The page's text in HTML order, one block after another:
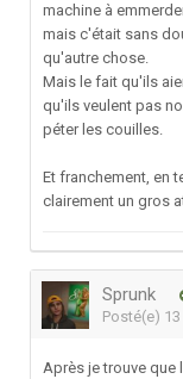
machine à
mais c'était sans
qu'autre chose.
Mais le fait qu'ils
qu'ils veulent pas
péter les couilles.
Et franchement, en
clairement un gros
Sprunk
Posté(e)
Après je trouve que